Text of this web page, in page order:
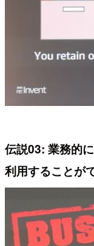
伝説03: 業務的
利用することが